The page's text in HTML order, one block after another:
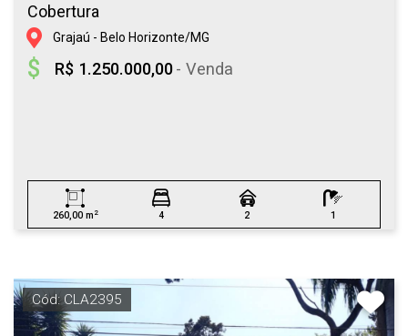
Cobertura
Grajaú - Belo Horizonte/MG
R$ 1.250.000,00- Venda
260,00 m 2 4 2 1
Cód: CLA2395